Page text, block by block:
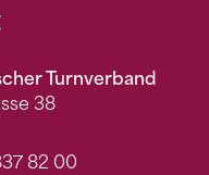
Turnverband
38
82 00